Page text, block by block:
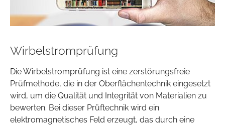
Wirbelstromprüfung
Die Wirbelstromprüfung ist eine zerstörungsfreie
Prüfmethode, die in der Oberflächentechnik eingesetzt
wird, um die Qualität und Integrität von Materialien zu
bewerten. Bei dieser Prüftechnik wird ein
elektromagnetisches Feld erzeugt, das durch eine